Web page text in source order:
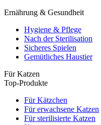
Ernährung & Gesundheit
Hygiene & Pflege
Nach der Sterilisation
Sicheres Spielen
Gemütliches Haustier
Für Katzen
Top-Produkte
Für Kätzchen
Für erwachsene Katzen
Für sterilisierte Katzen